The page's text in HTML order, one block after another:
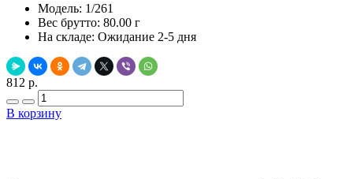
Модель: 1/261
Вес брутто: 80.00 г
На складе: Ожидание 2-5 дня
812 р.
В корзину